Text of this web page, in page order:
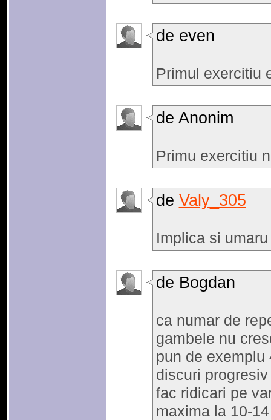
de even
Primul exercitiu
de Anonim
Primu exercitiu
de Valy_305
Implica si
de Bogdan
ca numar de
gambele nu
pun de
discuri
fac ridicari pe
maxima la 10-